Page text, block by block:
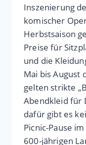
Inszenierung
komischer
Herbstsaison
Preise für
und die
Mai bis August
gelten strikte
Abendkleid für
dafür gibt es
Picnic-Pause
600-jährigen